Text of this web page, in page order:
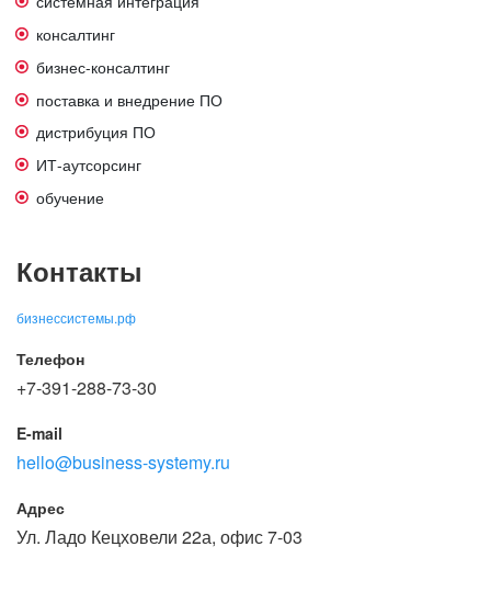
консалтинг
бизнес-консалтинг
поставка и внедрение ПО
дистрибуция ПО
ИТ-аутсорсинг
обучение
Контакты
бизнессистемы.рф
Телефон
+7-391-288-73-30
E-mail
hello@business-systemy.ru
Адрес
Ул. Ладо Кецховели 22а, офис 7-03